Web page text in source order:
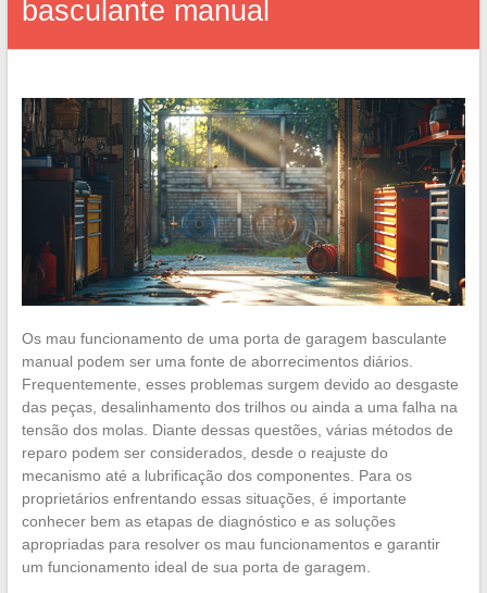
basculante manual
Os mau funcionamento de uma porta de garagem basculante
manual podem ser uma fonte de aborrecimentos diários.
Frequentemente, esses problemas surgem devido ao desgaste
das peças, desalinhamento dos trilhos ou ainda a uma falha na
tensão dos molas. Diante dessas questões, várias métodos de
reparo podem ser considerados, desde o reajuste do
mecanismo até a lubrificação dos componentes. Para os
proprietários enfrentando essas situações, é importante
conhecer bem as etapas de diagnóstico e as soluções
apropriadas para resolver os mau funcionamentos e garantir
um funcionamento ideal de sua porta de garagem.